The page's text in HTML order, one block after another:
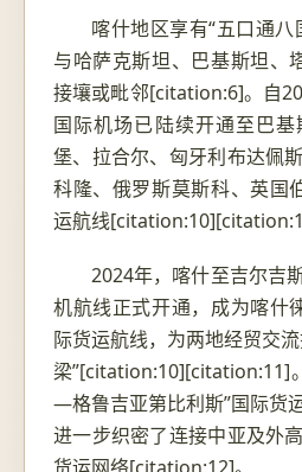
喀什地区享有“五口通
与哈萨克斯坦、巴基斯坦、
接壤或毗邻[citation:6]。自
国际机场已陆续开通至巴
堡、拉合尔、匈牙利布达佩
科隆、俄罗斯莫斯科、英国
运航线
2024年，喀什至吉尔吉
机航线正式开通，成为喀什
际货运航线，为两地经贸交
梁”[citation:10][citation:11]
—格鲁吉亚第比利斯”国际货
进一步织密了连接中亚及外